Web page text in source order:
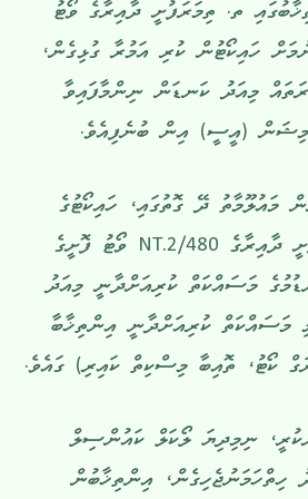
ތ. ތިމަރަފުށީ ދާއިރާގެ ވޯޓު
ހައިކޯޓުން ކުރި އަމުރާ ގުޅިގެން،
މިއަދު ކަނޑަން ނިންމާފައިވާ
(އީސީ) އިން ބުނެފިއެވެ.
ދޭ ގޮތުގައި، ހައިކޯޓުގެ
ހުކުމާ އެއްގޮތަށް ތިމަރަފުށީ ދާއިރާގެ NT.2/480 ވޯޓު ފޮށީގެ
މަސައްކަތް ކުރިއަށްދާނީ މިއަދު
ގައެވެ. މި މަސައްކަތް ކުރިއަށްދާނީ އިންތިޚާބާ
ކޯޓު، ތޮއިބާ މިސްކިތް ކައިރި) ގައެވެ.
ނިމިދިޔަ ލޯކަލް ކައުންސިލް
ހިތްހަމަނުޖެހިގެން، އިންތިޚާބުން